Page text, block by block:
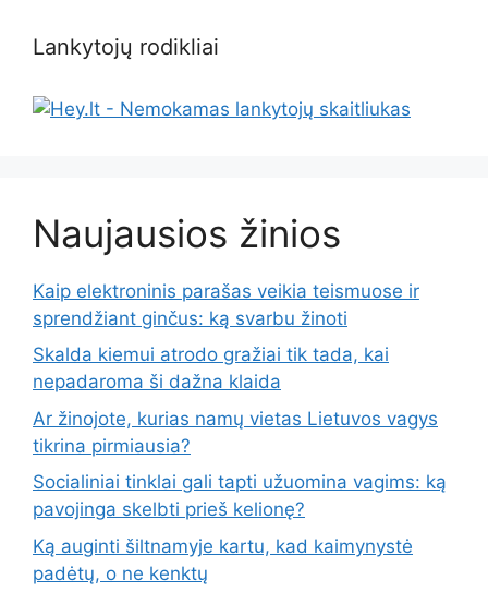
Lankytojų rodikliai
Naujausios žinios
Kaip elektroninis parašas veikia teismuose ir
sprendžiant ginčus: ką svarbu žinoti
Skalda kiemui atrodo gražiai tik tada, kai
nepadaroma ši dažna klaida
Ar žinojote, kurias namų vietas Lietuvos vagys
tikrina pirmiausia?
Socialiniai tinklai gali tapti užuomina vagims: ką
pavojinga skelbti prieš kelionę?
Ką auginti šiltnamyje kartu, kad kaimynystė
padėtų, o ne kenktų